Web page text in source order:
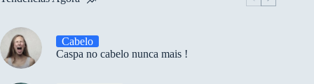
Cabelo
Caspa no cabelo nunca mais !